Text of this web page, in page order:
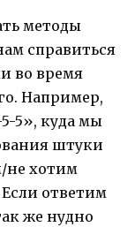
методы
справиться
во время
Например,
5», куда мы
штуки
не хотим
ответим
же нудно